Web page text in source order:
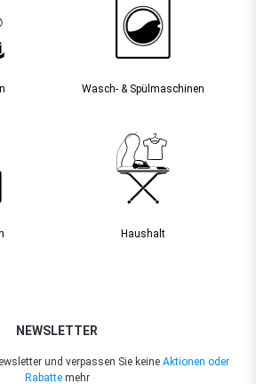
Wasch- & Spülmaschinen
Haushalt
NEWSLETTER
und verpassen Sie keine Aktionen oder
Rabattemehr